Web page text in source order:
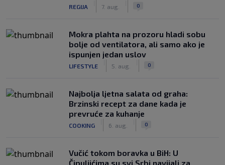
REGIJA 7. aug. 0
Mokra plahta na prozoru hladi sobu
bolje od ventilatora, ali samo ako je
ispunjen jedan uslov
LIFESTYLE 5. aug. 0
Najbolja ljetna salata od graha:
Brzinski recept za dane kada je
prevruće za kuhanje
COOKING 6. aug. 0
Vučić tokom boravka u BiH: U
Čipuljićima su svi Srbi navijali za